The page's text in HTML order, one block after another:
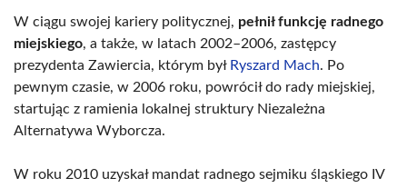
W ciągu swojej kariery politycznej, pełnił funkcję radnego
miejskiego, a także, w latach 2002–2006, zastępcy
prezydenta Zawiercia, którym był Ryszard Mach. Po
pewnym czasie, w 2006 roku, powrócił do rady miejskiej,
startując z ramienia lokalnej struktury Niezależna
Alternatywa Wyborcza.
W roku 2010 uzyskał mandat radnego sejmiku śląskiego IV